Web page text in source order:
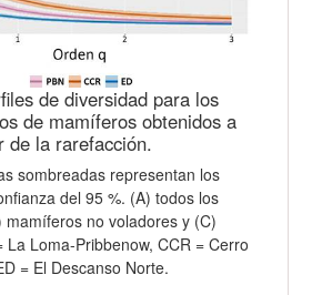
de diversidad para los
de mamíferos obtenidos a
de la rarefacción.
sombreadas representan los
del 95 %. (A) todos los
mamíferos no voladores y (C)
La Loma-Pribbenow, CCR = Cerro
= El Descanso Norte.